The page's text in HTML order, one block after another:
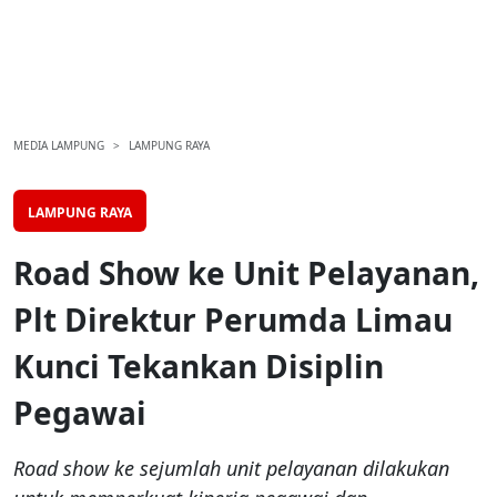
MEDIA LAMPUNG LAMPUNG RAYA
LAMPUNG RAYA
Road Show ke Unit Pelayanan,
Plt Direktur Perumda Limau
Kunci Tekankan Disiplin
Pegawai
Road show ke sejumlah unit pelayanan dilakukan